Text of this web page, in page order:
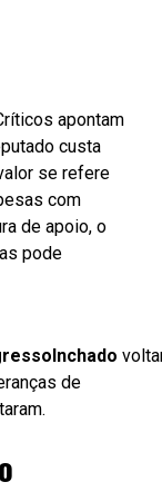
apontam
custa
se refere
com
de apoio, o
pode
de